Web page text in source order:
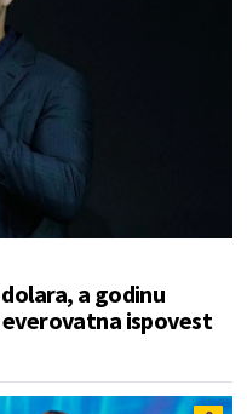
a godinu
ispovest